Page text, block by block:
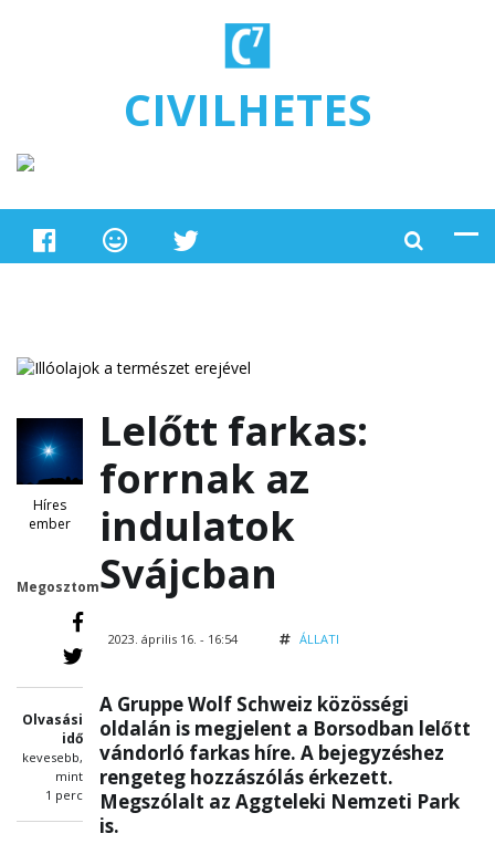
CIVILHETES
Híres
ember
Megosztom
Olvasási
idő
kevesebb,
mint
1 perc
Lelőtt farkas:
forrnak az
indulatok
Svájcban
2023. április 16. - 16:54 ÁLLATI
A Gruppe Wolf Schweiz közösségi
oldalán is megjelent a Borsodban lelőtt
vándorló farkas híre. A bejegyzéshez
rengeteg hozzászólás érkezett.
Megszólalt az Aggteleki Nemzeti Park
is.